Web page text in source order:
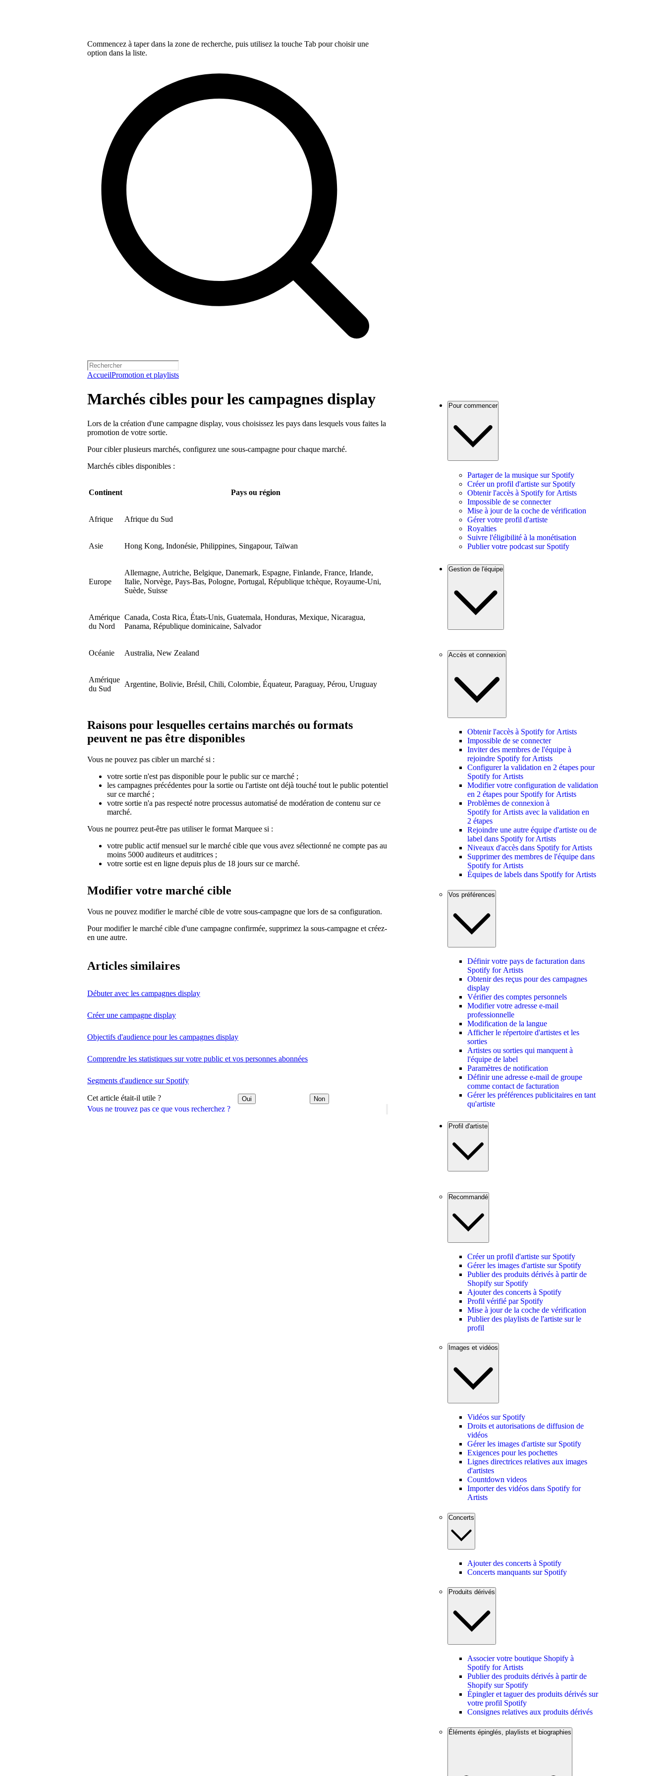
Commencez à taper dans la zone de recherche, puis utilisez la touche Tab pour choisir une
option dans la liste.
AccueilPromotion et playlists
Vous ne trouvez pas ce que vous recherchez ?
Marchés cibles pour les campagnes display
Lors de la création d'une campagne display, vous choisissez les pays dans lesquels vous faites la
promotion de votre sortie.
Pour cibler plusieurs marchés, configurez une sous-campagne pour chaque marché.
Marchés cibles disponibles :
Continent Pays ou région
Afrique Afrique du Sud
Asie Hong Kong, Indonésie, Philippines, Singapour, Taïwan
Europe
Allemagne, Autriche, Belgique, Danemark, Espagne, Finlande, France, Irlande,
Italie, Norvège, Pays-Bas, Pologne, Portugal, République tchèque, Royaume-Uni,
Suède, Suisse
Amérique
du Nord
Canada, Costa Rica, États-Unis, Guatemala, Honduras, Mexique, Nicaragua,
Panama, République dominicaine, Salvador
Océanie Australia, New Zealand
Amérique
du Sud
Argentine, Bolivie, Brésil, Chili, Colombie, Équateur, Paraguay, Pérou, Uruguay
Raisons pour lesquelles certains marchés ou formats
peuvent ne pas être disponibles
Vous ne pouvez pas cibler un marché si :
votre sortie n'est pas disponible pour le public sur ce marché ;
les campagnes précédentes pour la sortie ou l'artiste ont déjà touché tout le public potentiel
sur ce marché ;
votre sortie n'a pas respecté notre processus automatisé de modération de contenu sur ce
marché.
Vous ne pourrez peut-être pas utiliser le format Marquee si :
votre public actif mensuel sur le marché cible que vous avez sélectionné ne compte pas au
moins 5000 auditeurs et auditrices ;
votre sortie est en ligne depuis plus de 18 jours sur ce marché.
Modifier votre marché cible
Vous ne pouvez modifier le marché cible de votre sous-campagne que lors de sa configuration.
Pour modifier le marché cible d'une campagne confirmée, supprimez la sous-campagne et créez-
en une autre.
Articles similaires
Débuter avec les campagnes display
Créer une campagne display
Objectifs d'audience pour les campagnes display
Comprendre les statistiques sur votre public et vos personnes abonnées
Segments d'audience sur Spotify
Cet article était-il utile ? Oui Non
Pour commencer
Partager de la musique sur Spotify
Créer un profil d'artiste sur Spotify
Obtenir l'accès à Spotify for Artists
Impossible de se connecter
Mise à jour de la coche de vérification
Gérer votre profil d'artiste
Royalties
Suivre l'éligibilité à la monétisation
Publier votre podcast sur Spotify
Gestion de l'équipe
Accès et connexion
Obtenir l'accès à Spotify for Artists
Impossible de se connecter
Inviter des membres de l'équipe à
rejoindre Spotify for Artists
Configurer la validation en 2 étapes pour
Spotify for Artists
Modifier votre configuration de validation
en 2 étapes pour Spotify for Artists
Problèmes de connexion à
Spotify for Artists avec la validation en
2 étapes
Rejoindre une autre équipe d'artiste ou de
label dans Spotify for Artists
Niveaux d'accès dans Spotify for Artists
Supprimer des membres de l'équipe dans
Spotify for Artists
Équipes de labels dans Spotify for Artists
Vos préférences
Définir votre pays de facturation dans
Spotify for Artists
Obtenir des reçus pour des campagnes
display
Vérifier des comptes personnels
Modifier votre adresse e-mail
professionnelle
Modification de la langue
Afficher le répertoire d'artistes et les
sorties
Artistes ou sorties qui manquent à
l'équipe de label
Paramètres de notification
Définir une adresse e-mail de groupe
comme contact de facturation
Gérer les préférences publicitaires en tant
qu'artiste
Profil d'artiste
Recommandé
Créer un profil d'artiste sur Spotify
Gérer les images d'artiste sur Spotify
Publier des produits dérivés à partir de
Shopify sur Spotify
Ajouter des concerts à Spotify
Profil vérifié par Spotify
Mise à jour de la coche de vérification
Publier des playlists de l'artiste sur le
profil
Images et vidéos
Vidéos sur Spotify
Droits et autorisations de diffusion de
vidéos
Gérer les images d'artiste sur Spotify
Exigences pour les pochettes
Lignes directrices relatives aux images
d'artistes
Countdown videos
Importer des vidéos dans Spotify for
Artists
Concerts
Ajouter des concerts à Spotify
Concerts manquants sur Spotify
Produits dérivés
Associer votre boutique Shopify à
Spotify for Artists
Publier des produits dérivés à partir de
Shopify sur Spotify
Épingler et taguer des produits dérivés sur
votre profil Spotify
Consignes relatives aux produits dérivés
Éléments épinglés, playlists et biographies